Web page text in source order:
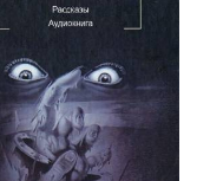
43:12